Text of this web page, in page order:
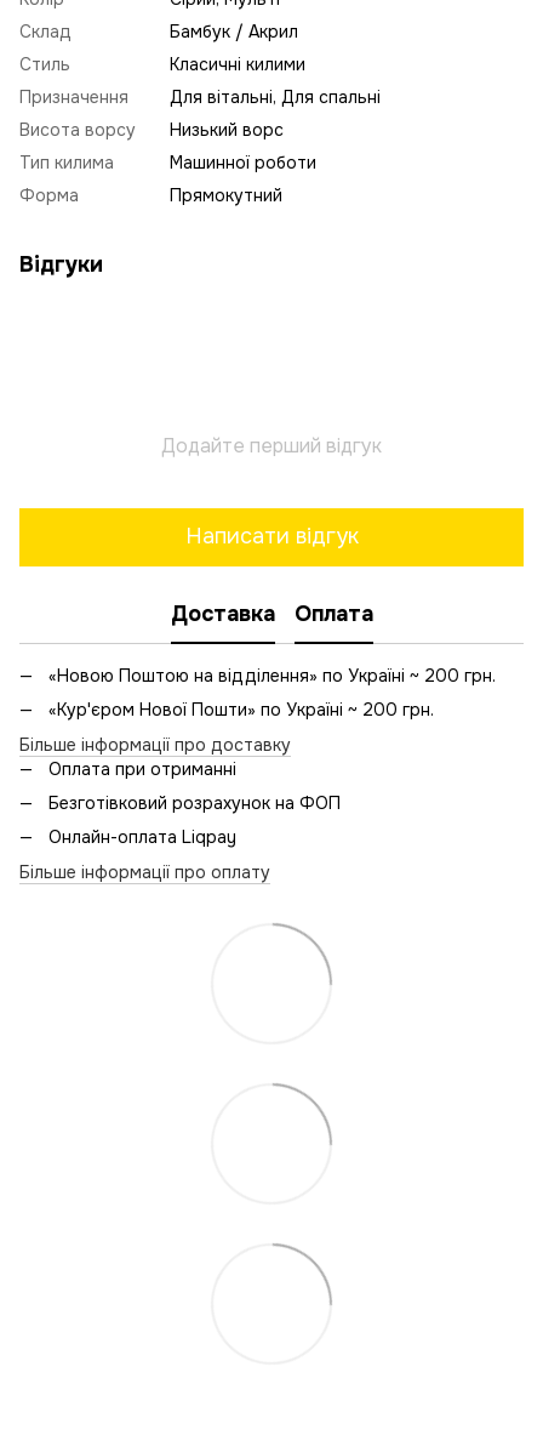
Склад
Бамбук / Акрил
Стиль
Класичні килими
Призначення
Для вітальні, Для спальні
Висота ворсу
Низький ворс
Тип килима
Машинної роботи
Форма
Прямокутний
Відгуки
Додайте перший відгук
Написати відгук
Доставка Оплата
«Новою Поштою на відділення» по Україні ~ 200 грн.
«Кур'єром Нової Пошти» по Україні ~ 200 грн.
Більше інформації про доставку
Оплата при отриманні
Безготівковий розрахунок на ФОП
Онлайн-оплата Liqpay
Більше інформації про оплату